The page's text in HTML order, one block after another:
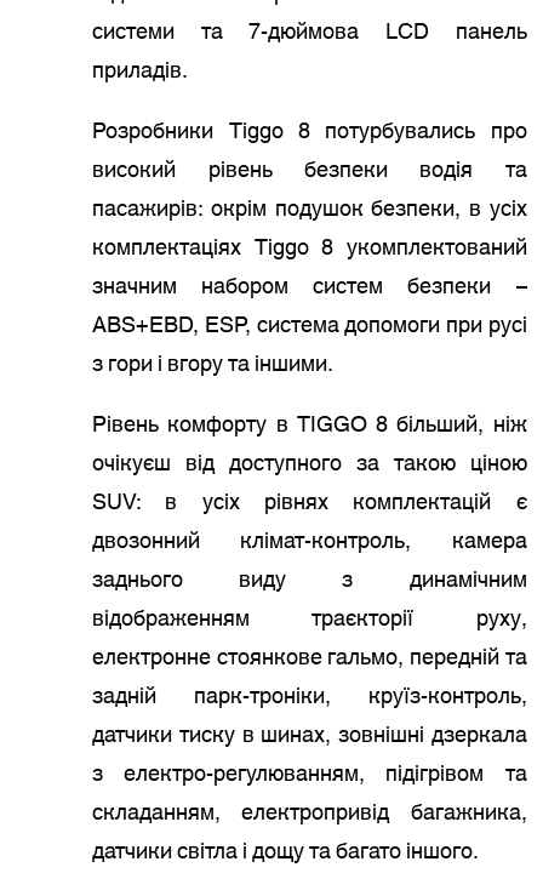
системи та 7-дюймова LCD панель
приладів.
Розробники Tiggo 8 потурбувались про
високий рівень безпеки водія та
пасажирів: окрім подушок безпеки, в усіх
комплектаціях Tiggo 8 укомплектований
значним набором систем безпеки –
ABS+EBD, ESP, система допомоги при русі
з гори і вгору та іншими.
Рівень комфорту в TIGGO 8 більший, ніж
очікуєш від доступного за такою ціною
SUV: в усіх рівнях комплектацій є
двозонний клімат-контроль, камера
заднього виду з динамічним
відображенням траєкторії руху,
електронне стоянкове гальмо, передній та
задній парк-троніки, круїз-контроль,
датчики тиску в шинах, зовнішні дзеркала
з електро-регулюванням, підігрівом та
складанням, електропривід багажника,
датчики світла і дощу та багато іншого.